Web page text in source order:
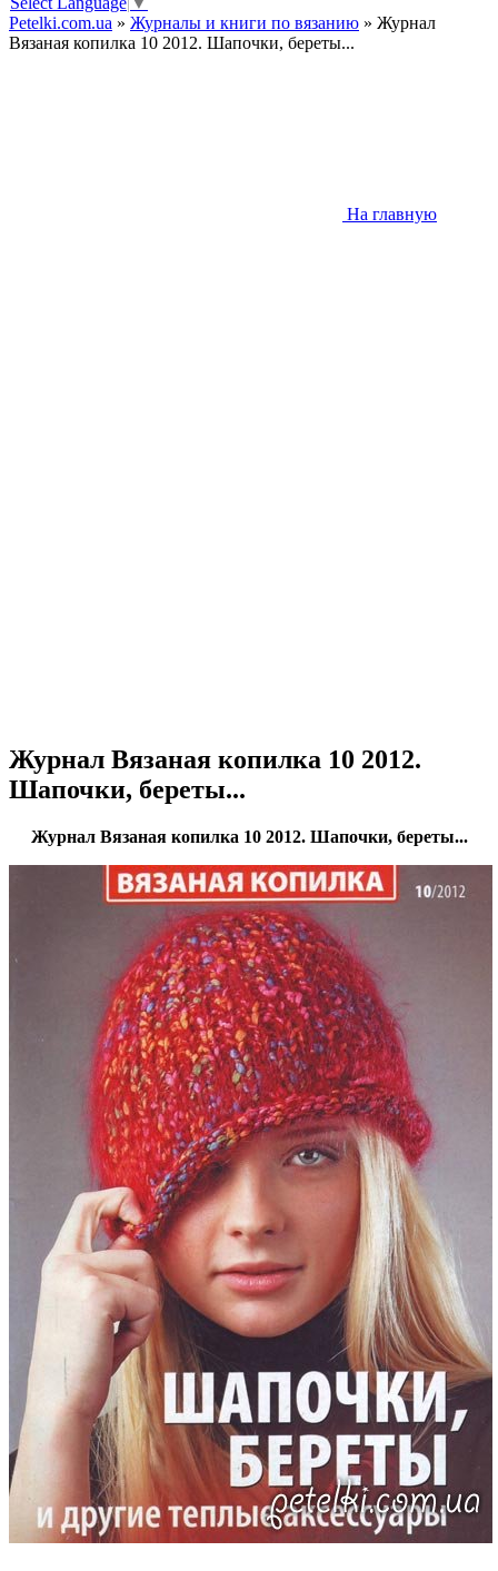
Petelki.com.ua » Журналы и книги по вязанию » Журнал
Вязаная копилка 10 2012. Шапочки, береты...
На главную
Журнал Вязаная копилка 10 2012.
Шапочки, береты...
Журнал Вязаная копилка 10 2012. Шапочки, береты...